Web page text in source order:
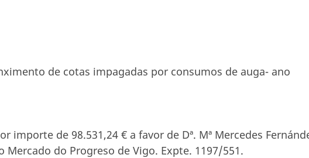
de cotas impagadas por consumos de auga- ano
importe de 98.531,24 € a favor de Dª. Mª Mercedes
Mercado do Progreso de Vigo. Expte. 1197/551.